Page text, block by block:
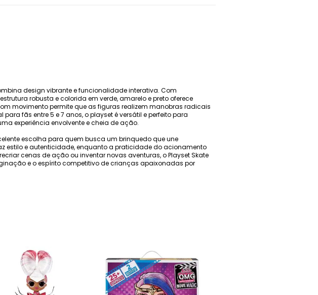
design vibrante e funcionalidade interativa. Com
robusta e colorida em verde, amarelo e preto oferece
movimento permite que as figuras realizem manobras radicais
fãs entre 5 e 7 anos, o playset é versátil e perfeito para
experiência envolvente e cheia de ação.
escolha para quem busca um brinquedo que une
estilo e autenticidade, enquanto a praticidade do acionamento
cenas de ação ou inventar novas aventuras, o Playset Skate
e o espírito competitivo de crianças apaixonadas por